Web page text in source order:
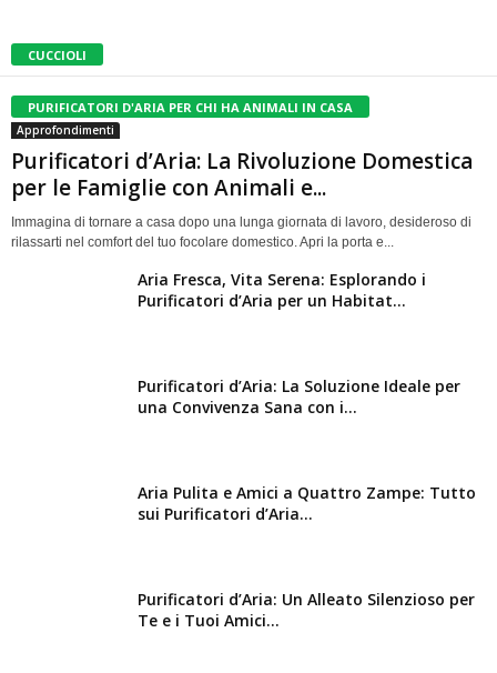
CUCCIOLI
PURIFICATORI D'ARIA PER CHI HA ANIMALI IN CASA
Approfondimenti
Purificatori d’Aria: La Rivoluzione Domestica
per le Famiglie con Animali e...
Immagina di tornare a casa dopo una lunga giornata di lavoro, desideroso di
rilassarti nel comfort del tuo focolare domestico. Apri la porta e...
Aria Fresca, Vita Serena: Esplorando i
Purificatori d’Aria per un Habitat...
Purificatori d’Aria: La Soluzione Ideale per
una Convivenza Sana con i...
Aria Pulita e Amici a Quattro Zampe: Tutto
sui Purificatori d’Aria...
Purificatori d’Aria: Un Alleato Silenzioso per
Te e i Tuoi Amici...